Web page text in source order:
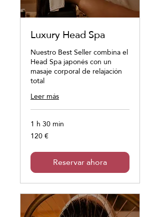
Luxury Head Spa
Nuestro Best Seller combina el
Head Spa japonés con un
masaje corporal de relajación
total
Leer más
1 h 30 min
120
euros
120 €
Reservar ahora